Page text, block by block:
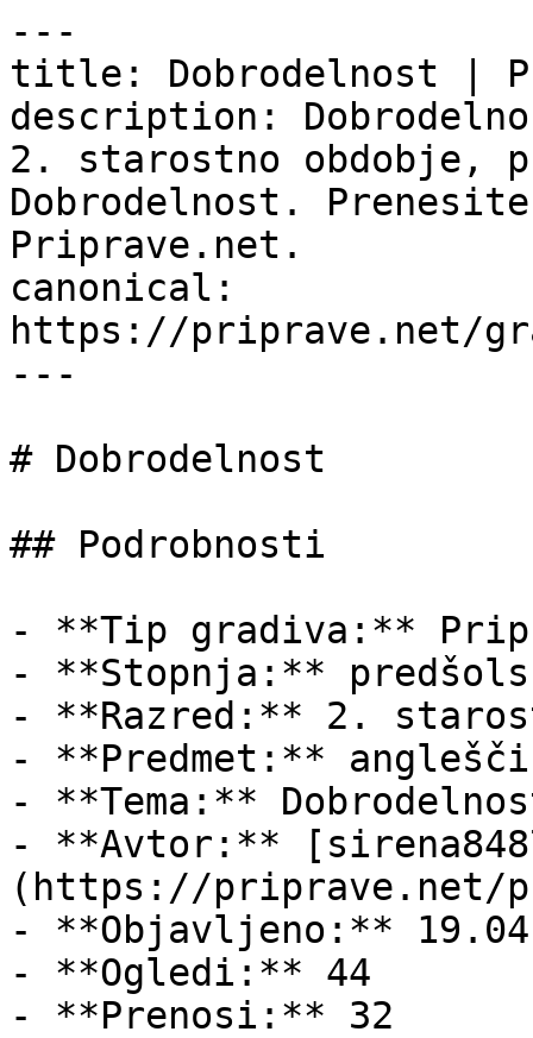
---
title: Dobrodelnost |
description:
2. starostno obdobje,
Dobrodelnost.
Priprave.net.
canonical:
https://priprave.net/
---
# Dobrodelnost
## Podrobnosti
- **Tip gradiva:**
- **Stopnja:**
- **Razred:** 2.
- **Predmet:**
- **Tema:**
- **Avtor:**
(https://priprave.net/
- **Objavljeno:**
- **Ogledi:** 44
- **Prenosi:** 32